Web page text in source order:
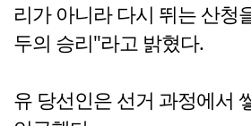
리가 아니라 다시 뛰는 산청
두의 승리"라고 밝혔다.
유 당선인은 선거 과정에서